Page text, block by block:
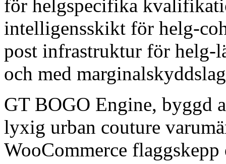
för helgspecifika
intelligensskikt för helg-
post infrastruktur för helg-
och med
GT BOGO Engine, byggd
lyxig urban couture
WooCommerce